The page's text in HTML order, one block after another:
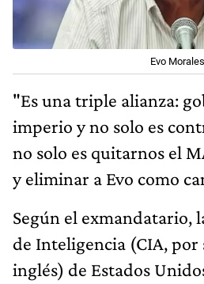
Evo Morales
"Es una triple alianza:
imperio y no solo es
no solo es quitarnos el
y eliminar a Evo como
Según el exmandatario,
de Inteligencia (CIA, por
inglés) de Estados